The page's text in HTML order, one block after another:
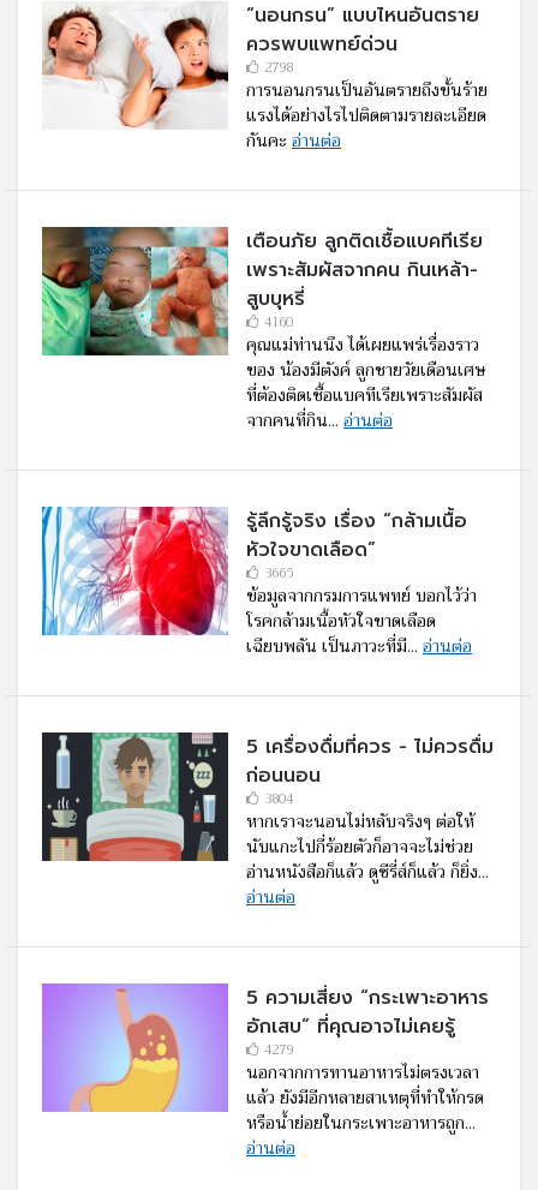
“นอนกรน” แบบไหนอันตราย
ควรพบแพทย์ด่วน
2798
การนอนกรนเป็นอันตรายถึงขั้นร้าย
แรงได้อย่างไรไปติดตามรายละเอียด
กันคะ อ่านต่อ
เตือนภัย ลูกติดเชื้อแบคทีเรีย
เพราะสัมผัสจากคน กินเหล้า-
สูบบุหรี่
4160
คุณแม่ท่านนึง ได้เผยแพร่เรื่องราว
ของ น้องมีตังค์ ลูกชายวัยเดือนเศษ
ที่ต้องติดเชื้อแบคทีเรียเพราะสัมผัส
จากคนที่กิน... อ่านต่อ
รู้ลึกรู้จริง เรื่อง “กล้ามเนื้อ
หัวใจขาดเลือด”
3665
ข้อมูลจากกรมการแพทย์ บอกไว้ว่า
โรคกล้ามเนื้อหัวใจขาดเลือด
เฉียบพลัน เป็นภาวะที่มี... อ่านต่อ
5 เครื่องดื่มที่ควร - ไม่ควรดื่ม
ก่อนนอน
3804
หากเราจะนอนไม่หลับจริงๆ ต่อให้
นับแกะไปกี่ร้อยตัวก็อาจจะไม่ช่วย
อ่านหนังสือก็แล้ว ดูซีรี่ส์ก็แล้ว ก็ยิ่ง...
อ่านต่อ
5 ความเสี่ยง “กระเพาะอาหาร
อักเสบ” ที่คุณอาจไม่เคยรู้
4279
นอกจากการทานอาหารไม่ตรงเวลา
แล้ว ยังมีอีกหลายสาเหตุที่ทำให้กรด
หรือน้ำย่อยในกระเพาะอาหารถูก...
อ่านต่อ